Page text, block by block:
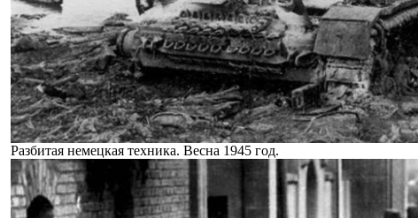
Разбитая немецкая техника. Весна 1945 год.